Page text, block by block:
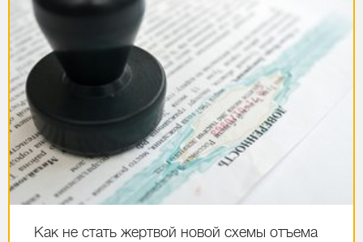
Как не стать жертвой новой схемы отъема